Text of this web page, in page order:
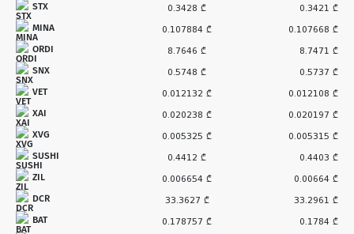
STX 0.3428 ₾ 0.3421 ₾
MINA 0.107884 ₾ 0.107668 ₾
ORDI 8.7646 ₾ 8.7471 ₾
SNX 0.5748 ₾ 0.5737 ₾
VET 0.012132 ₾ 0.012108 ₾
XAI 0.020238 ₾ 0.020197 ₾
XVG 0.005325 ₾ 0.005315 ₾
SUSHI 0.4412 ₾ 0.4403 ₾
ZIL 0.006654 ₾ 0.00664 ₾
DCR 33.3627 ₾ 33.2961 ₾
BAT 0.178757 ₾ 0.1784 ₾